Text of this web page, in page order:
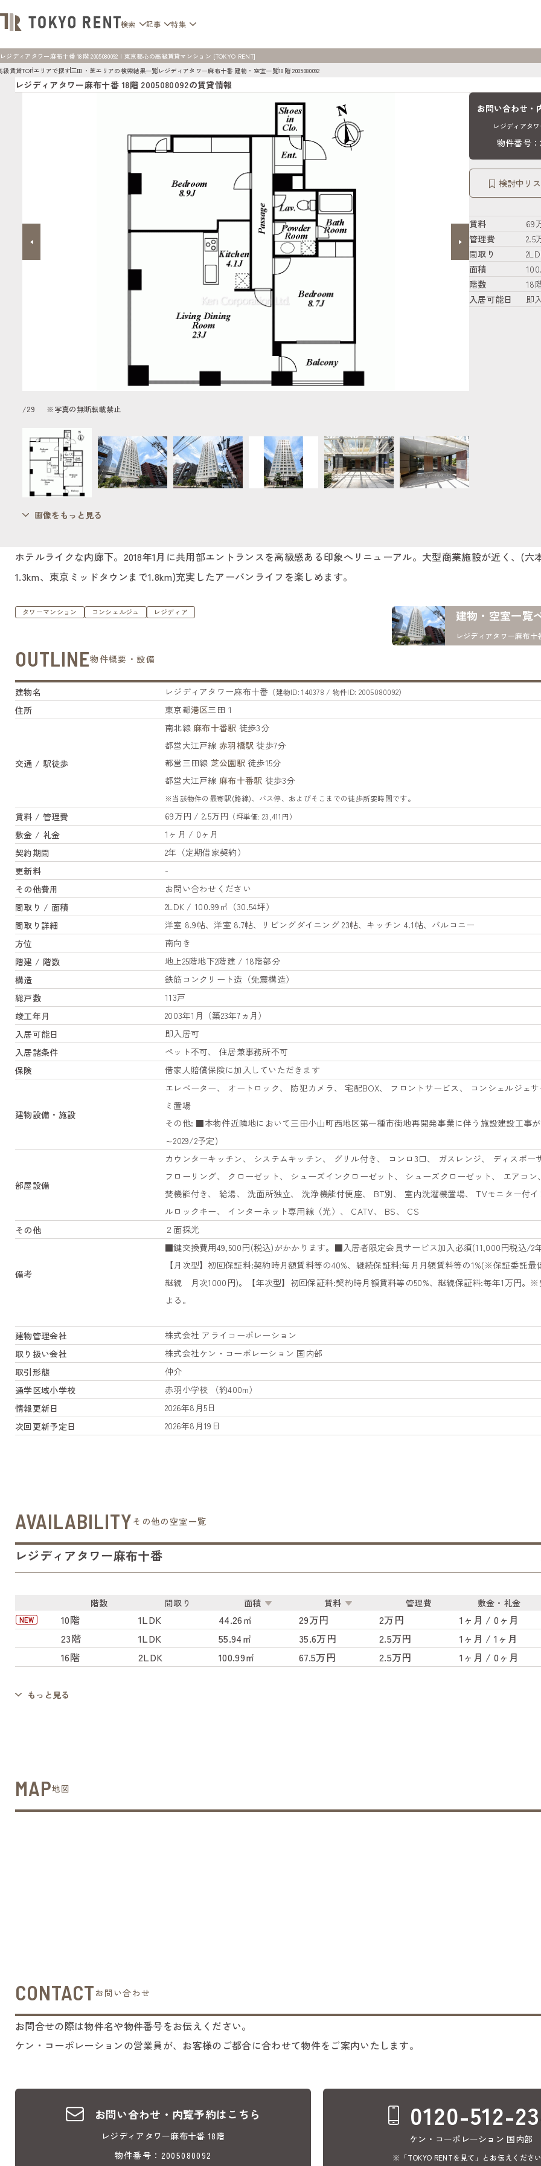
検索 記事 特集
レジディアタワー麻布十番 18階 2005080092 | 東京都心の高級賃貸マンション [TOKYO RENT]
級賃貸TOPエリアで探す三田・芝エリアの検索結果一覧レジディアタワー麻布十番 建物・空室一覧18階 2005080092
レジディアタワー麻布十番 18階 2005080092の賃貸情報
/29 ※写真の無断転載禁止
画像をもっと見る
お問い合わせ・
レジディアタ
物件番号：
検討中リ
賃料
69
管理費
2.5
間取り
面積
階数
18
入居可能日
即
ホテルライクな内廊下。2018年1月に共用部エントランスを高級感ある印象へリニューアル。大型商業施設が近く、(六
1.3km、東京ミッドタウンまで1.8km)充実したアーバンライフを楽しめます。
タワーマンション コンシェルジュ レジディア 建物・空室一覧
レジディアタワー麻布十
OUTLINE物件概要・設備
建物名 レジディアタワー麻布十番 （建物ID: 140378 / 物件ID: 2005080092）
住所 東京都港区三田１
交通 / 駅徒歩
南北線 麻布十番駅 徒歩3分
都営大江戸線 赤羽橋駅 徒歩7分
都営三田線 芝公園駅徒歩15分
都営大江戸線 麻布十番駅 徒歩3分
※当該物件の最寄駅(路線)、バス停、およびそこまでの徒歩所要時間です。
賃料 / 管理費 69万円 / 2.5万円 （坪単価: 23,411円）
敷金 / 礼金
1ヶ月 / 0ヶ月
契約期間
2年（定期借家契約）
更新料
-
その他費用
お問い合わせください
間取り / 面積
2LDK / 100.99㎡（30.54坪）
間取り詳細
洋室 8.9帖、洋室 8.7帖、リビングダイニング 23帖、キッチン 4.1帖、バルコニー
方位
南向き
階建 / 階数
地上25階地下2階建 / 18階部分
構造
鉄筋コンクリート造（免震構造）
総戸数
113戸
竣工年月
2003年1月（築23年7ヵ月）
入居可能日
即入居可
入居諸条件
ペット不可、 住居兼事務所不可
保険
借家人賠償保険に加入していただきます
建物設備・施設
エレベーター、 オートロック、 防犯カメラ、 宅配BOX、 フロントサービス、 コンシェルジェ
ミ置場
その他: ■本物件近隣地において三田小山町西地区第一種市街地再開発事業に伴う施設建設工事
～2029/2予定)
部屋設備
カウンターキッチン、 システムキッチン、 グリル付き、 コンロ3口、 ガスレンジ、 ディスポー
フローリング、 クローゼット、 シューズインクローゼット、 シューズクローゼット、 エアコン
焚機能付き、 給湯、 洗面所独立、 洗浄機能付便座、 BT別、 室内洗濯機置場、 TVモニター付
ルロックキー、 インターネット専用線（光）、 CATV、 BS、 CS
その他
２面採光
備考
■鍵交換費用49,500円(税込)がかかります。■入居者限定会員サービス加入必須(11,000円税込/2
【月次型】初回保証料:契約時月額賃料等の40%、継続保証料:毎月月額賃料等の1%(※保証委託最
継続 月次1000円)。【年次型】初回保証料:契約時月額賃料等の50%、継続保証料:毎年1万円。※
よる。
建物管理会社
株式会社 アライコーポレーション
取り扱い会社
株式会社ケン・コーポレーション 国内部
取引形態
仲介
通学区域小学校
赤羽小学校 （約400m）
情報更新日
2026年8月5日
次回更新予定日
2026年8月19日
AVAILABILITY その他の空室一覧
レジディアタワー麻布十番
階数 間取り 面積 賃料 管理費 敷金・礼金
NEW 10階 1LDK 44.26㎡ 29万円 2万円 1ヶ月 / 0ヶ月
23階 1LDK 55.94㎡ 35.6万円 2.5万円 1ヶ月 / 1ヶ月
16階 2LDK 100.99㎡ 67.5万円 2.5万円 1ヶ月 / 0ヶ月
もっと見る
MAP地図
CONTACT お問い合わせ
お問合せの際は物件名や物件番号をお伝えください。
ケン・コーポレーションの営業員が、お客様のご都合に合わせて物件をご案内いたします。
お問い合わせ・内覧予約はこちら
レジディアタワー麻布十番 18階
物件番号：2005080092
0120-512-
ケン・コーポレーション 国内部
※「TOKYO RENTを見て」とお伝えください